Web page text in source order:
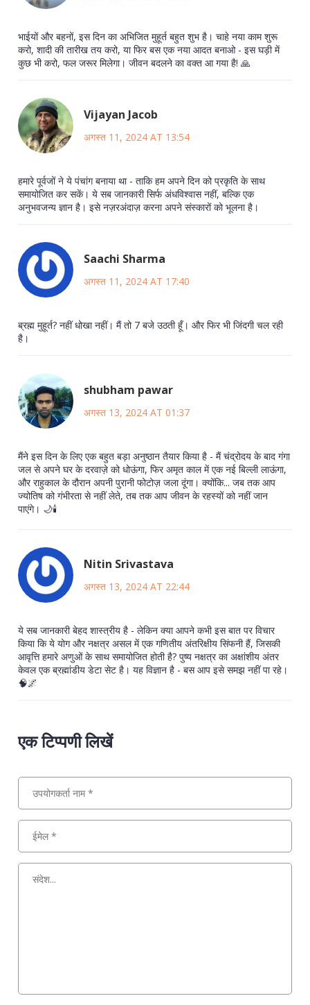
भाईयों और बहनों, इस दिन का अभिजित मुहूर्त बहुत शुभ है। चाहे नया काम शुरू
करो, शादी की तारीख तय करो, या फिर बस एक नया आदत बनाओ - इस घड़ी में
कुछ भी करो, फल जरूर मिलेगा। जीवन बदलने का वक्त आ गया है! 🙏
Vijayan Jacob
अगस्त 11, 2024 AT 13:54
हमारे पूर्वजों ने ये पंचांग बनाया था - ताकि हम अपने दिन को प्रकृति के साथ
समायोजित कर सकें। ये सब जानकारी सिर्फ अंधविश्वास नहीं, बल्कि एक
अनुभवजन्य ज्ञान है। इसे नज़रअंदाज़ करना अपने संस्कारों को भूलना है।
Saachi Sharma
अगस्त 11, 2024 AT 17:40
ब्रह्म मुहूर्त? नहीं धोखा नहीं। मैं तो 7 बजे उठती हूँ। और फिर भी जिंदगी चल रही
है।
shubham pawar
अगस्त 13, 2024 AT 01:37
मैंने इस दिन के लिए एक बहुत बड़ा अनुष्ठान तैयार किया है - मैं चंद्रोदय के बाद गंगा
जल से अपने घर के दरवाज़े को धोऊंगा, फिर अमृत काल में एक नई बिल्ली लाऊंगा,
और राहुकाल के दौरान अपनी पुरानी फोटोज़ जला दूंगा। क्योंकि... जब तक आप
ज्योतिष को गंभीरता से नहीं लेते, तब तक आप जीवन के रहस्यों को नहीं जान
पाएंगे। 🌙🕯️
Nitin Srivastava
अगस्त 13, 2024 AT 22:44
ये सब जानकारी बेहद शास्त्रीय है - लेकिन क्या आपने कभी इस बात पर विचार
किया कि ये योग और नक्षत्र असल में एक गणितीय अंतरिक्षीय सिंफनी हैं, जिसकी
आवृत्ति हमारे अणुओं के साथ समायोजित होती है? पुष्य नक्षत्र का अक्षांशीय अंतर
केवल एक ब्रह्मांडीय डेटा सेट है। यह विज्ञान है - बस आप इसे समझ नहीं पा रहे।
🧠🌌
एक टिप्पणी लिखें